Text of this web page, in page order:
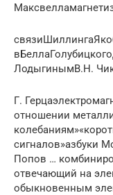
ЛодыгинымВ.Н.
Г.
отношении
сигналов»азбуки
Попов …
отвечающий на
обыкновенным